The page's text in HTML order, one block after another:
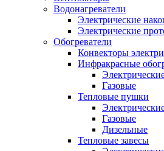
Водонагреватели
Электрические
Электрические
Обогреватели
Конвекторы
Инфракрасные
Газовые
Тепловые пушки
Газовые
Дизельные
Тепловые завесы